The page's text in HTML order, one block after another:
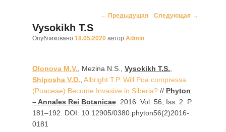
Навигация
записям
← Предыдущая Следующая →
Vysokikh T.S
Опубликовано 18.05.2020 автор Admin
Olonova M.V., Mezina N.S., Vysokikh T.S.,
Shiposha V.D., Albright T.P. Will Poa compressa
(Poaceae) Become Invasive in Siberia? // Phyton
– Annales Rei Botanicae. 2016. Vol. 56, Iss. 2. P.
181–192. DOI: 10.12905/0380.phyton56(2)2016-
0181